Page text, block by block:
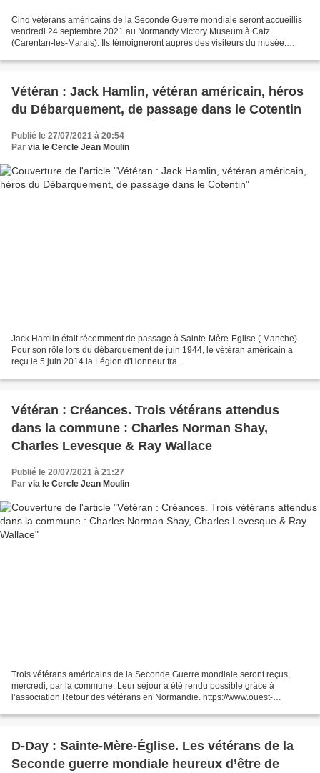
Cinq vétérans américains de la Seconde Guerre mondiale seront accueillis
vendredi 24 septembre 2021 au Normandy Victory Museum à Catz
(Carentan-les-Marais). Ils témoigneront auprès des visiteurs du musée.
Vétéran : Jack Hamlin, vétéran américain, héros
du Débarquement, de passage dans le Cotentin
Publié le 27/07/2021 à 20:54
Par via le Cercle Jean Moulin
Jack Hamlin était récemment de passage à Sainte-Mère-Eglise ( Manche).
Pour son rôle lors du débarquement de juin 1944, le vétéran américain a
reçu le 5 juin 2014 la Légion d'Honneur fra...
Vétéran : Créances. Trois vétérans attendus
dans la commune : Charles Norman Shay,
Charles Levesque & Ray Wallace
Publié le 20/07/2021 à 21:27
Par via le Cercle Jean Moulin
Trois vétérans américains de la Seconde Guerre mondiale seront reçus,
mercredi, par la commune. Leur séjour a été rendu possible grâce à
l’association Retour des vétérans en Normandie. https://www.ouest-
D-Day : Sainte-Mère-Église. Les vétérans de la
Seconde guerre mondiale heureux d’être de